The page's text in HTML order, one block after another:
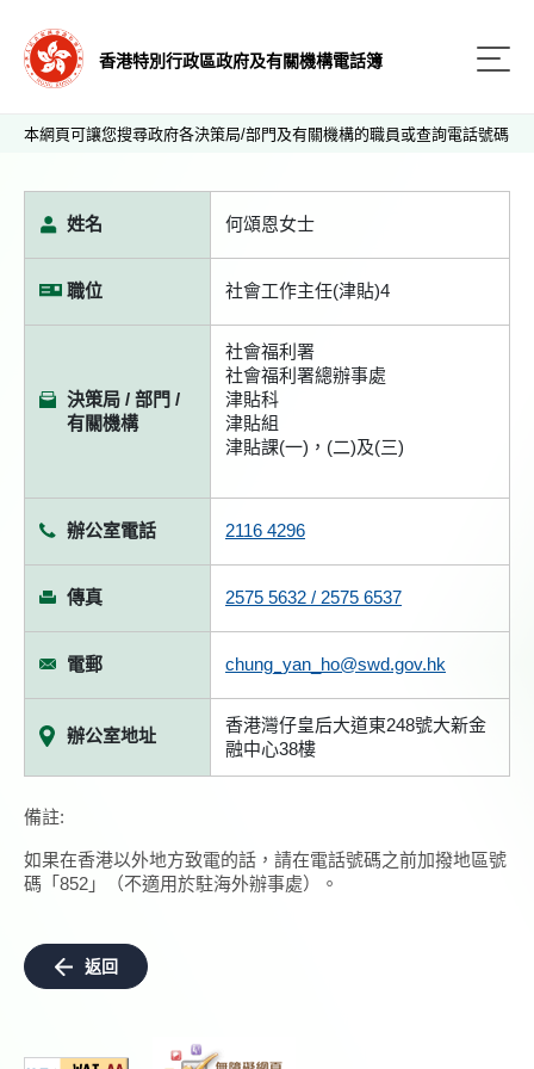
香港特別行政區政府及有關機構電話簿
本網頁可讓您搜尋政府各決策局/部門及有關機構的職員或查詢電話號碼
姓名 何頌恩女士
職位 社會工作主任(津貼)4
決策局 / 部門 /
有關機構
社會福利署
社會福利署總辦事處
津貼科
津貼組
津貼課(一)，(二)及(三)
辦公室電話 2116 4296
傳真 2575 5632 / 2575 6537
電郵 chung_yan_ho@swd.gov.hk
辦公室地址
香港灣仔皇后大道東248號大新金
融中心38樓
備註:
如果在香港以外地方致電的話，請在電話號碼之前加撥地區號
碼「852」（不適用於駐海外辦事處）。
返回